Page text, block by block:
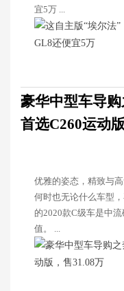
宜5万 ...
豪华中型车导购
首选C260运动
优雅的姿态，精致与
何时也无论什么车型
的2020款C级车是中
值。 ...